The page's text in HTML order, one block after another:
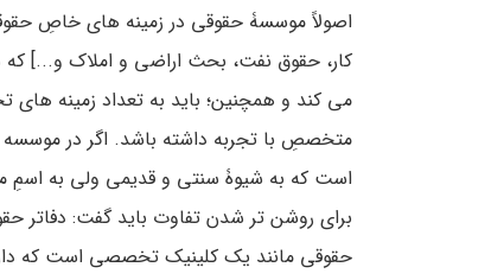
اصولاً موسسۀ حقوقی در زمینه های خاصِ
کار، حقوق نفت، بحث اراضی و املاک و...] که
می­ کند و همچنین؛ باید به تعداد زمینه
متخصصِ با تجربه داشته باشد. اگر در موسسه
است که به شیوۀ سنتی و قدیمی ولی به اسمِ
برای روشن تر شدن تفاوت باید گفت:
حقوقی مانند یک کلینیک تخصصی است که